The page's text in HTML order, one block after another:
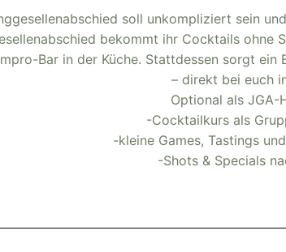
soll unkompliziert sein
bekommt ihr Cocktails ohne
Bar in der Küche. Stattdessen sorgt
– direkt bei euch
Optional als JGA-
-Cocktailkurs als
-kleine Games, Tastings
-Shots & Specials